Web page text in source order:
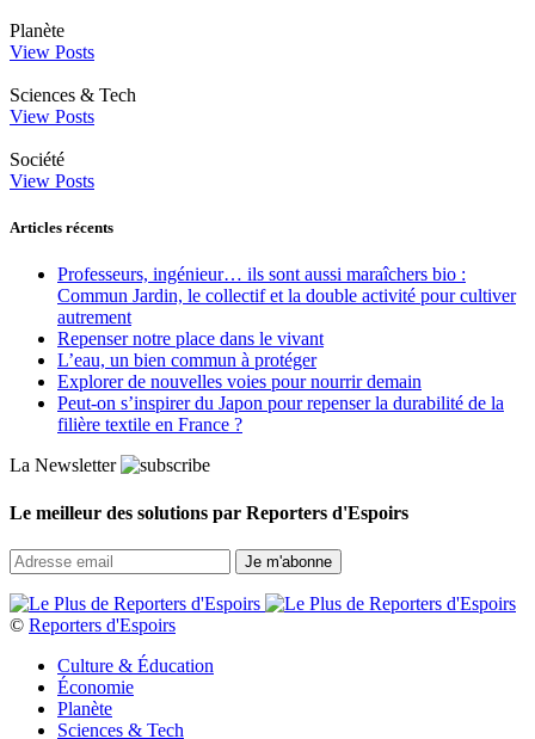
Planète
View Posts
Sciences & Tech
View Posts
Société
View Posts
Articles récents
Professeurs, ingénieur… ils sont aussi maraîchers bio :
Commun Jardin, le collectif et la double activité pour cultiver
autrement
Repenser notre place dans le vivant
L’eau, un bien commun à protéger
Explorer de nouvelles voies pour nourrir demain
Peut‑on s’inspirer du Japon pour repenser la durabilité de la
filière textile en France ?
La Newsletter
Le meilleur des solutions par Reporters d'Espoirs
© Reporters d'Espoirs
Culture & Éducation
Économie
Planète
Sciences & Tech